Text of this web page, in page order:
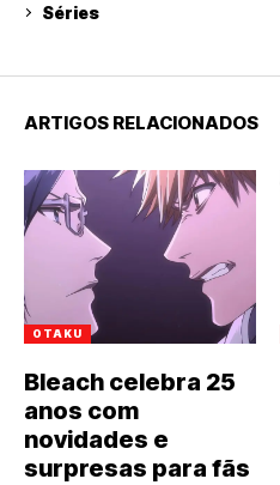
Séries
ARTIGOS RELACIONADOS
OTAKU
Bleach celebra 25
anos com
novidades e
surpresas para fãs